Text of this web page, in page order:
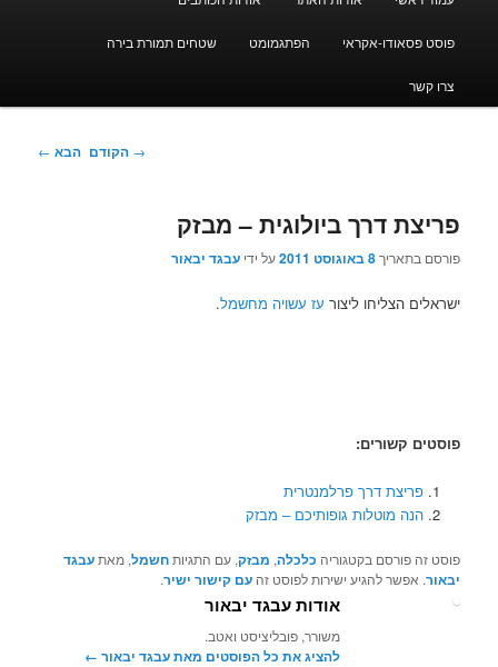
פוסט פסאודו-אקראי הפתגמומט שטחים תמורת בירה
צרו קשר
ניווט
→ הקודם הבא ←
פריצת דרך ביולוגית – מבזק
פורסם בתאריך8 באוגוסט 2011 על ידיעבגד יבאור
ישראלים הצליחו ליצור עז עשויה מחשמל.
פוסטים קשורים:
פריצת דרך פרלמנטרית
הנה מוטלות גופותיכם – מבזק
פוסט זה פורסם בקטגוריה כלכלה, מבזק, עם התגיותחשמל, מאתעבגד
יבאור. אפשר להגיע ישירות לפוסט זהעם קישור ישיר.
אודות עבגד יבאור
משורר, פובליציסט ואטב.
להציג את כל הפוסטים מאת עבגד יבאור‏ ←